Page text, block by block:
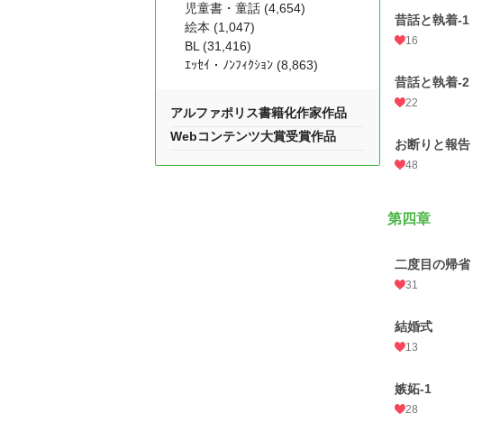
昔話と執着-1
16
昔話と執着-2
22
お断りと報告
48
第四章
二度目の帰省
31
結婚式
13
嫉妬-1
28
児童書・童話 (4,654)
絵本 (1,047)
BL (31,416)
ｴｯｾｲ・ﾉﾝﾌｨｸｼｮﾝ (8,863)
アルファポリス書籍化作家作品
Webコンテンツ大賞受賞作品